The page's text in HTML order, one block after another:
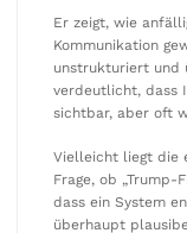
Er zeigt, wie
Kommunikation
unstrukturiert und
verdeutlicht, dass
sichtbar, aber oft
Vielleicht liegt die
Frage, ob
dass ein System
überhaupt